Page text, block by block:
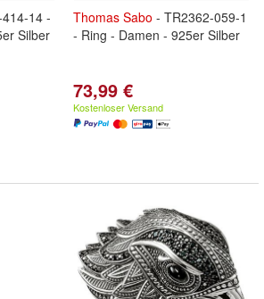
14 -
Silber
Thomas Sabo - TR2362-059-1
- Ring - Damen - 925er Silber
73,99 €
Kostenloser Versand